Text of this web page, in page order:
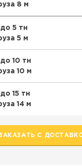
8 м
5 тн
5 м
10 тн
10 м
15 тн
14 м
С